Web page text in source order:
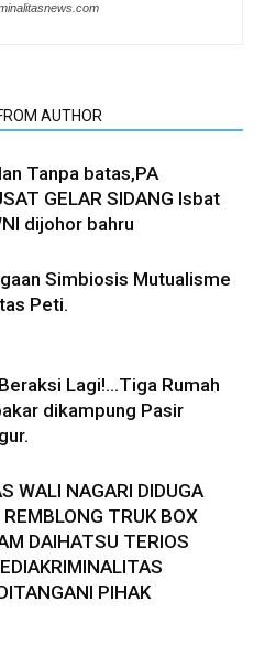
AUTHOR
Tanpa batas,PA
GELAR SIDANG Isbat
dijohor bahru
Simbiosis Mutualisme
Peti.
Lagi!…Tiga Rumah
dikampung Pasir
WALI NAGARI DIDUGA
TRUK BOX
DAIHATSU TERIOS
PIHAK